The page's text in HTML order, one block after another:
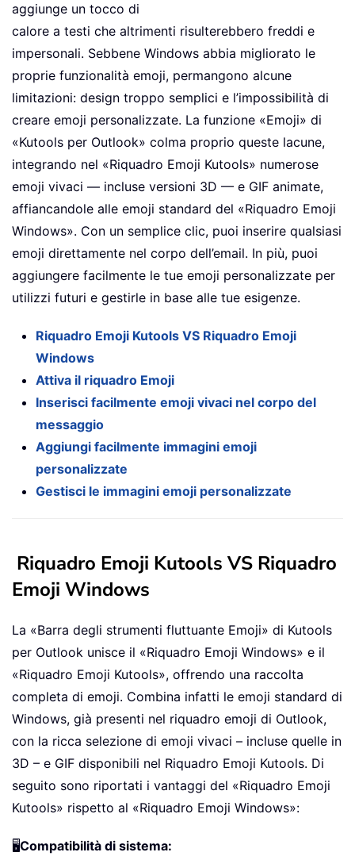
aggiunge un tocco di
calore a testi che altrimenti risulterebbero freddi e
impersonali. Sebbene Windows abbia migliorato le
proprie funzionalità emoji, permangono alcune
limitazioni: design troppo semplici e l’impossibilità di
creare emoji personalizzate. La funzione «Emoji» di
«Kutools per Outlook» colma proprio queste lacune,
integrando nel «Riquadro Emoji Kutools» numerose
emoji vivaci — incluse versioni 3D — e GIF animate,
affiancandole alle emoji standard del «Riquadro Emoji
Windows». Con un semplice clic, puoi inserire qualsiasi
emoji direttamente nel corpo dell’email. In più, puoi
aggiungere facilmente le tue emoji personalizzate per
utilizzi futuri e gestirle in base alle tue esigenze.
Riquadro Emoji Kutools VS Riquadro Emoji
Windows
Attiva il riquadro Emoji
Inserisci facilmente emoji vivaci nel corpo del
messaggio
Aggiungi facilmente immagini emoji
personalizzate
Gestisci le immagini emoji personalizzate
Riquadro Emoji Kutools VS Riquadro
Emoji Windows
La «Barra degli strumenti fluttuante Emoji» di Kutools
per Outlook unisce il «Riquadro Emoji Windows» e il
«Riquadro Emoji Kutools», offrendo una raccolta
completa di emoji. Combina infatti le emoji standard di
Windows, già presenti nel riquadro emoji di Outlook,
con la ricca selezione di emoji vivaci – incluse quelle in
3D – e GIF disponibili nel Riquadro Emoji Kutools. Di
seguito sono riportati i vantaggi del «Riquadro Emoji
Kutools» rispetto al «Riquadro Emoji Windows»:
🖥️Compatibilità di sistema: